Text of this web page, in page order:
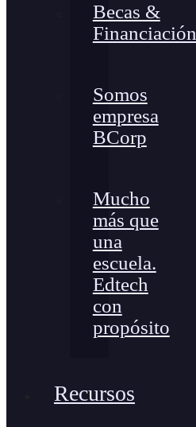
Becas &
Financiación
Somos
empresa
BCorp
Mucho
más que
una
escuela.
Edtech
con
propósito
Recursos